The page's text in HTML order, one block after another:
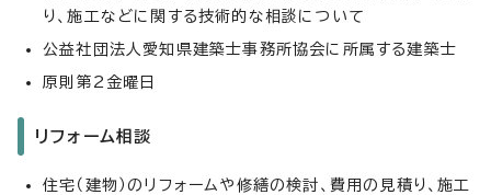
り、施工などに関する技術的な相談について
公益社団法人愛知県建築士事務所協会に所属する建築士
原則第2金曜日
リフォーム相談
住宅（建物）のリフォームや修繕の検討、費用の見積り、施工